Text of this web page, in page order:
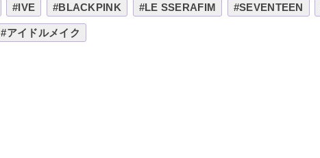
#IVE #BLACKPINK #LE SSERAFIM #SEVENTEEN
#アイドルメイク